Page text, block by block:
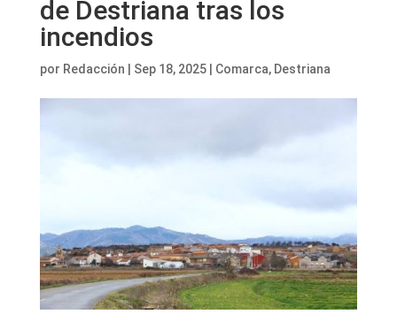
de Destriana tras los
incendios
por Redacción Sep 18, 2025| Comarca, Destriana